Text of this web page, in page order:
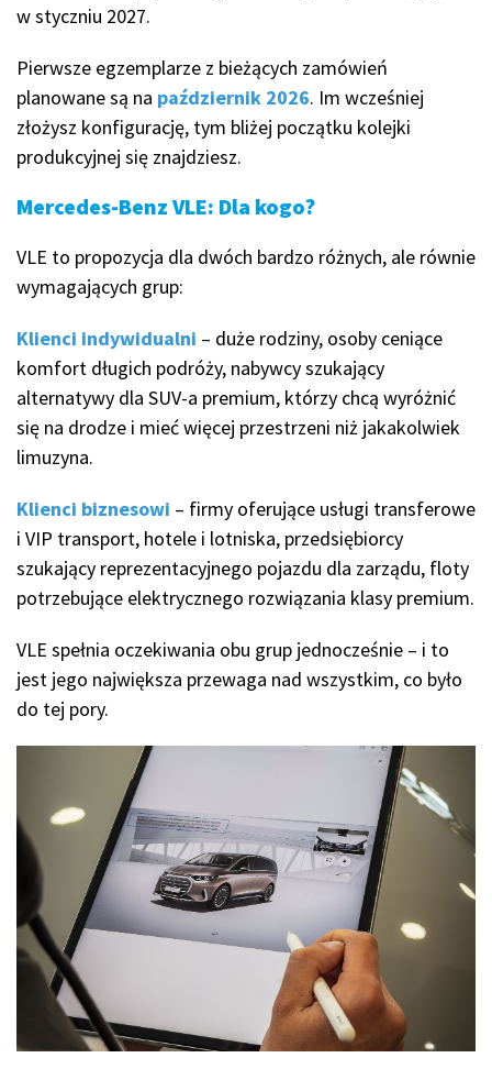
w styczniu 2027.
Pierwsze egzemplarze z bieżących zamówień
planowane są na październik 2026. Im wcześniej
złożysz konfigurację, tym bliżej początku kolejki
produkcyjnej się znajdziesz.
Mercedes-Benz VLE: Dla kogo?
VLE to propozycja dla dwóch bardzo różnych, ale równie
wymagających grup:
Klienci indywidualni – duże rodziny, osoby ceniące
komfort długich podróży, nabywcy szukający
alternatywy dla SUV-a premium, którzy chcą wyróżnić
się na drodze i mieć więcej przestrzeni niż jakakolwiek
limuzyna.
Klienci biznesowi – firmy oferujące usługi transferowe
i VIP transport, hotele i lotniska, przedsiębiorcy
szukający reprezentacyjnego pojazdu dla zarządu, floty
potrzebujące elektrycznego rozwiązania klasy premium.
VLE spełnia oczekiwania obu grup jednocześnie – i to
jest jego największa przewaga nad wszystkim, co było
do tej pory.